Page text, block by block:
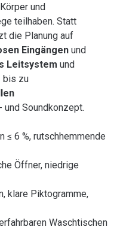
und
teilhaben. Statt
die Planung auf
Eingängenund
Leitsystem und
bis zu
Soundkonzept.
≤ 6 %, rutschhemmende
Öffner, niedrige
klare Piktogramme,
Waschtischen